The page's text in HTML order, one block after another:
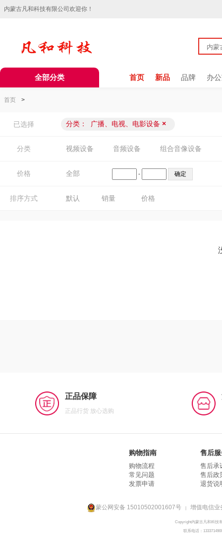
内蒙古凡和科技有限公司欢迎你！
全部分类 首页 新品 品牌 办
首页 >
已选择 分类： 广播、电视、电影设备 ×
分类 视频设备 音频设备 组合音像设备
价格 全部 -
排序方式 默认 销量 价格
正品保障
正品行货 放心选购
购物指南
购物流程
常见问题
发票申请
售后
售后承
售后政
退货说
蒙公网安备 15010502001607号 | 增值电信业
Copyright内蒙古凡和科技
联系电话：